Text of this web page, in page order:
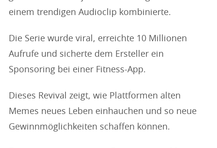
einem trendigen Audioclip kombinierte.
Die Serie wurde viral, erreichte 10 Millionen
Aufrufe und sicherte dem Ersteller ein
Sponsoring bei einer Fitness-App.
Dieses Revival zeigt, wie Plattformen alten
Memes neues Leben einhauchen und so neue
Gewinnmöglichkeiten schaffen können.